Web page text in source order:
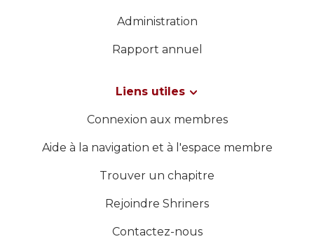
Administration
Rapport annuel
Liens utiles
Connexion aux membres
Aide à la navigation et à l'espace membre
Trouver un chapitre
Rejoindre Shriners
Contactez-nous